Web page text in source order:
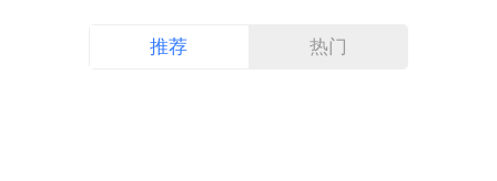
推荐 热门